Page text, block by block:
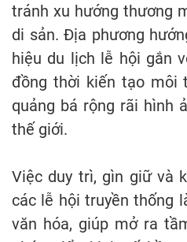
tránh xu hướng thương
di sản. Địa phương
hiệu du lịch lễ hội gắn
đồng thời kiến tạo môi
quảng bá rộng rãi hình
thế giới.
Việc duy trì, gìn giữ và
các lễ hội truyền thống
văn hóa, giúp mở ra